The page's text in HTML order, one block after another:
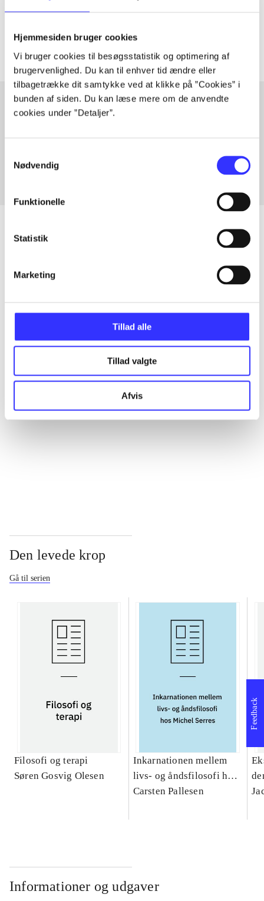
Hjemmesiden bruger cookies
Vi bruger cookies til besøgsstatistik og optimering af
brugervenlighed. Du kan til enhver tid ændre eller
tilbagetrække dit samtykke ved at klikke på ”Cookies” i
bunden af siden. Du kan læse mere om de anvendte
cookies under ”Detaljer”.
Nødvendig
Funktionelle
Statistik
Marketing
Tillad alle
Tillad valgte
Afvis
Alle registrerede artikler fordelt på udgivelser
...
...
Den levede krop
Gå til serien
Filosofi og terapi
Søren Gosvig Olesen
Inkarnationen mellem
livs- og åndsfilosofi hos
Michel Serres : et
Carsten Pallesen
Informationer og udgaver
Feedback